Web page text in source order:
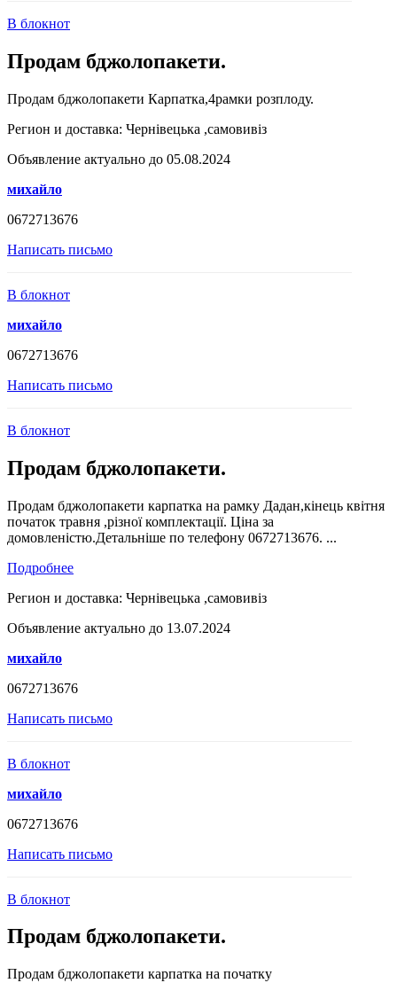
В блокнот
Продам бджолопакети.
Продам бджолопакети Карпатка,4рамки розплоду.
Регион и доставка: Чернівецька ,самовивіз
Объявление актуально до 05.08.2024
михайло
0672713676
Написать письмо
В блокнот
михайло
0672713676
Написать письмо
В блокнот
Продам бджолопакети.
Продам бджолопакети карпатка на рамку Дадан,кінець квітня
початок травня ,різної комплектації. Ціна за
домовленістю.Детальніше по телефону 0672713676. ...
Подробнее
Регион и доставка: Чернівецька ,самовивіз
Объявление актуально до 13.07.2024
михайло
0672713676
Написать письмо
В блокнот
михайло
0672713676
Написать письмо
В блокнот
Продам бджолопакети.
Продам бджолопакети карпатка на початку